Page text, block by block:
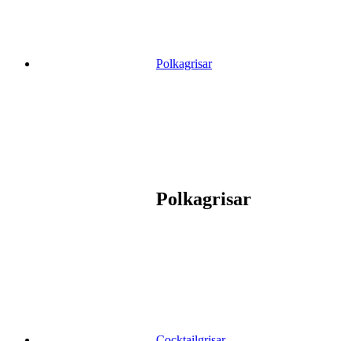
Polkagrisar
Polkagrisar